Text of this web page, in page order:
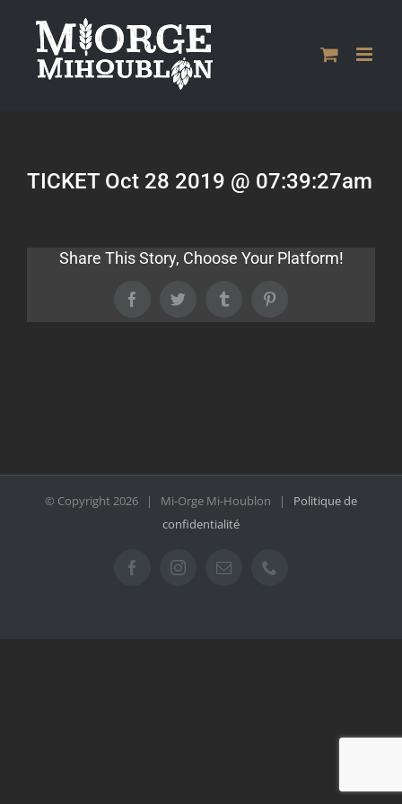
contenu
TICKET Oct 28 2019 @ 07:39:27am
Share This Story, Choose Your Platform!
FacebookTwitter Tumblr
© Copyright2026 | Mi-Orge Mi-Houblon | Politique de
confidentialité
FacebookInstagramEmail